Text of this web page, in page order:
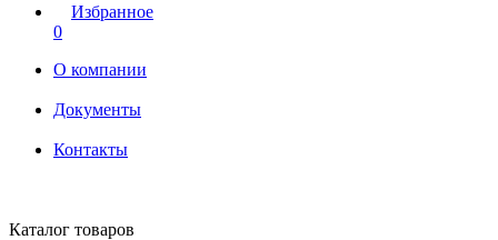
Избранное
0
О компании
Документы
Контакты
Каталог товаров